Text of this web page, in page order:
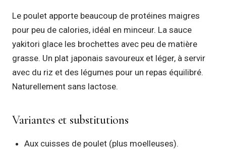
Le poulet apporte beaucoup de protéines maigres
pour peu de calories, idéal en minceur. La sauce
yakitori glace les brochettes avec peu de matière
grasse. Un plat japonais savoureux et léger, à servir
avec du riz et des légumes pour un repas équilibré.
Naturellement sans lactose.
Variantes et substitutions
Aux cuisses de poulet (plus moelleuses).